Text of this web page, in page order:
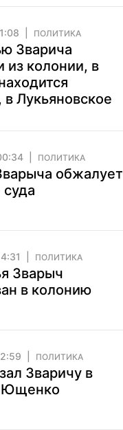
ПОЛИТИКА
Зварича
из колонии, в
Лукьяновское
ПОЛИТИКА
обжалует
ПОЛИТИКА
Зварыч
в колонию
ПОЛИТИКА
Зваричу в
Ющенко